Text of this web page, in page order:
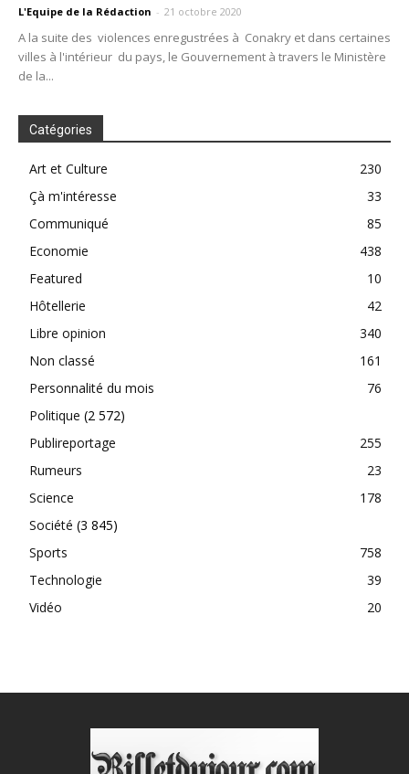
L'Equipe de la Rédaction - 21 octobre 2020
A la suite des violences enregustrées à Conakry et dans certaines
villes à l'intérieur du pays, le Gouvernement à travers le Ministère
de la...
Catégories
Art et Culture
230
Çà m'intéresse
33
Communiqué
85
Economie
438
Featured
10
Hôtellerie
42
Libre opinion
340
Non classé
161
Personnalité du mois
76
Politique (2 572)
Publireportage
255
Rumeurs
23
Science
178
Société (3 845)
Sports
758
Technologie
39
Vidéo
20